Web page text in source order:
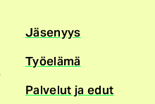
Jäsenyys
Työelämä
Palvelut ja edut